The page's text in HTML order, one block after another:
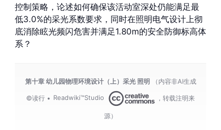
控制策略，论述如何确保该活动室深处仍能满足最
低3.0%的采光系数要求，同时在照明电气设计上彻
底消除眩光频闪危害并满足1.80m的安全防御标高体
系？
第十章 幼儿园物理环境设计（上）采光 照明（内容非AI生成
©读行 • Readwiki™Studio ，转载注明来
源）